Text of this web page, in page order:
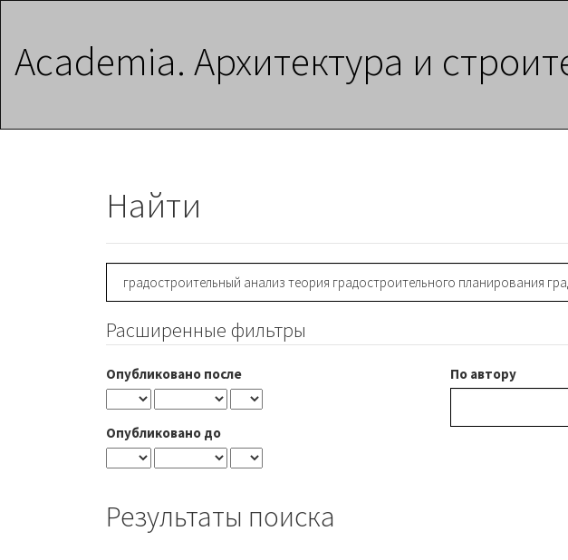
Основное
Academia. Архитектура и
Найти
статей
Расширенные фильтры
Опубликовано после
Опубликовано до
По автору
Результаты поиска